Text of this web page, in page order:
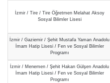
İzmir / Tire / Tire Öğretmen Melahat Aksoy
Sosyal Bilimler Lisesi
İzmir / Gaziemir / Şehit Mustafa Yaman Anadolu
İmam Hatip Lisesi / Fen ve Sosyal Bilimler
Programı
İzmir / Menemen / Şehit Hakan Gülşen Anadolu
İmam Hatip Lisesi / Fen ve Sosyal Bilimler
Programı